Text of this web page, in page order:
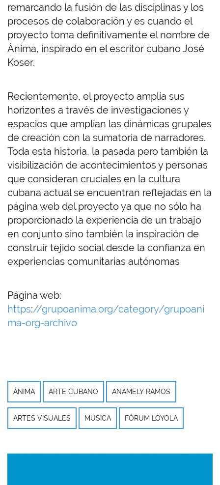
remarcando la fusión de las disciplinas y los
procesos de colaboración y es cuando el
proyecto toma definitivamente el nombre de
Ánima, inspirado en el escritor cubano José
Koser.
Recientemente, el proyecto amplía sus
horizontes a través de investigaciones y
espacios que amplían las dinámicas grupales
de creación con la sumatoria de narradores.
Toda esta historia, la pasada pero también la
visibilización de acontecimientos y personas
que consideran cruciales en la cultura
cubana actual se encuentran reflejadas en la
página web del proyecto ya que no sólo ha
proporcionado la experiencia de un trabajo
en conjunto sino también la inspiración de
construir tejido social desde la confianza en
experiencias comunitarias autónomas
Página web:
https://grupoanima.org/category/grupoani
ma-org-archivo
ÁNIMA ARTE CUBANO ANAMELY RAMOS
ARTES VISUALES MÚSICA FÓRUM LOYOLA